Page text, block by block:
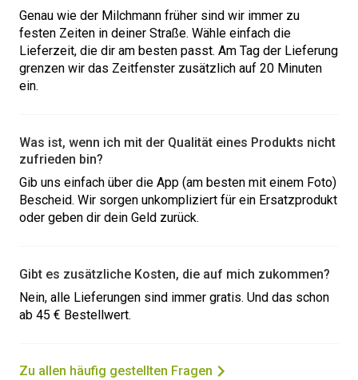
Genau wie der Milchmann früher sind wir immer zu
festen Zeiten in deiner Straße. Wähle einfach die
Lieferzeit, die dir am besten passt. Am Tag der Lieferung
grenzen wir das Zeitfenster zusätzlich auf 20 Minuten
ein.
Was ist, wenn ich mit der Qualität eines Produkts nicht
zufrieden bin?
Gib uns einfach über die App (am besten mit einem Foto)
Bescheid. Wir sorgen unkompliziert für ein Ersatzprodukt
oder geben dir dein Geld zurück.
Gibt es zusätzliche Kosten, die auf mich zukommen?
Nein, alle Lieferungen sind immer gratis. Und das schon
ab 45 € Bestellwert.
Zu allen häufig gestellten Fragen